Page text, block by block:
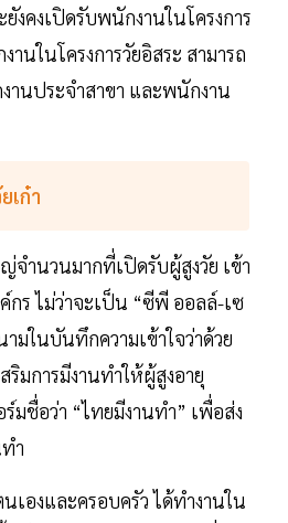
งคงเปิดรับพนักงานในโครงการ
นในโครงการวัยอิสระ สามารถ
านประจำสาขา และพนักงาน
เก๋า
จำนวนมากที่เปิดรับผู้สูงวัย เข้า
กร ไม่ว่าจะเป็น “ซีพี ออลล์-เซ
มในบันทึกความเข้าใจว่าด้วย
ริมการมีงานทำให้ผู้สูงอายุ
มชื่อว่า “ไทยมีงานทำ” เพื่อส่ง
ำ
เองและครอบครัว ได้ทำงานใน